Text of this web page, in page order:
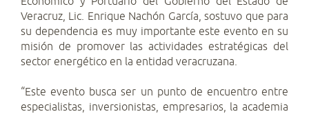
Veracruz, Lic. Enrique Nachón García, sostuvo que para
su dependencia es muy importante este evento en su
misión de promover las actividades estratégicas del
sector energético en la entidad veracruzana.
“Este evento busca ser un punto de encuentro entre
especialistas, inversionistas, empresarios, la academia